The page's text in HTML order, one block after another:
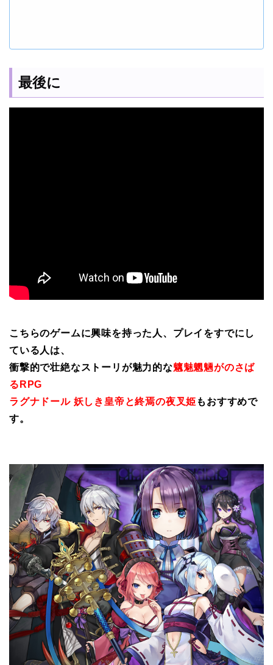
最後に
こちらのゲームに興味を持った人、プレイをすでにし
ている人は、
衝撃的で壮絶なストーリが魅力的な魑魅魍魎がのさば
るRPG
ラグナドール 妖しき皇帝と終焉の夜叉姫 もおすすめで
す。